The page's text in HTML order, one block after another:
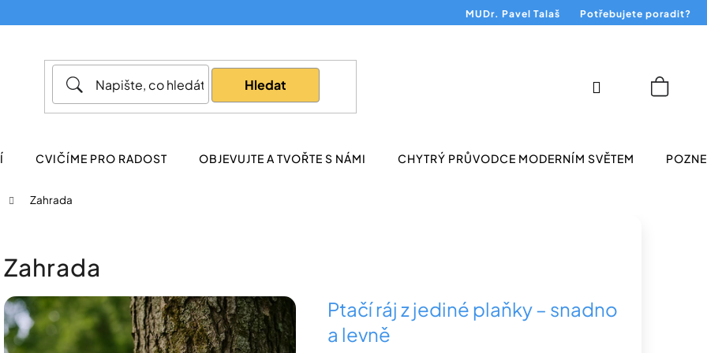
MUDr. Pavel Talaš Potřebujete poradit?
Hledat
CVIČÍME PRO RADOST OBJEVUJTE A TVOŘTE S NÁMI CHYTRÝ PRŮVODCE MODERNÍM SVĚTEM
Přihlášení
Zahrada
Zahrada
V
ý
Ptačí ráj z jediné plaňky – snadno
a levně
Co potřebujete najít?